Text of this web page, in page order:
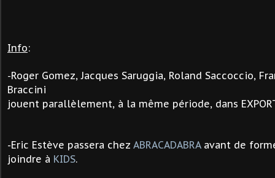
Info:
-Roger Gomez, Jacques Saruggia, Roland Saccoccio,
Braccini
jouent parallèlement, à la même période, dans
-Eric Estève passera chez ABRACADABRAavant de
joindre à KIDS.